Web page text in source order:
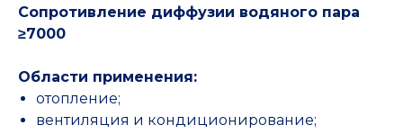
Сопротивление диффузии водяного пара
≥7000
Области применения:
отопление;
вентиляция и кондиционирование;